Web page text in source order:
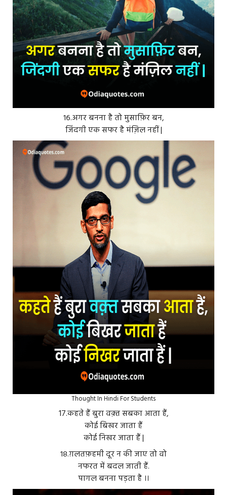
१६.अगर बनना है तो मुसाफ़िर बन,
जिंदगी एक सफर है मंज़िल नहीं |
Thought In Hindi For Students
17.कहते हैं बुरा वक़्त सबका आता हैं,
कोई बिखर जाता हैं
कोई निखर जाता हैं |
१८.ग़लतफ़हमी दूर न की जाए तो वो
नफरत में बदल जाती हैं.
पागल बनना पड़ता है ।।